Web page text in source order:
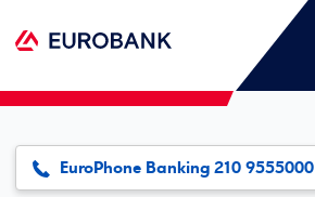
EuroPhone Banking 210 9555000